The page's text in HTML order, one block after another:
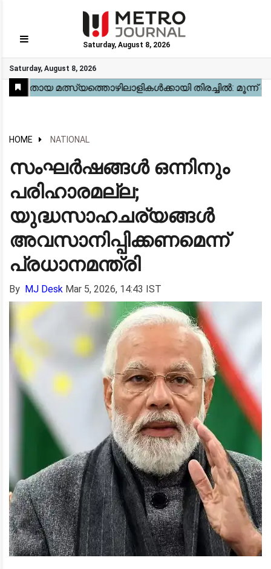
Saturday, August 8, 2026
Saturday, August 8, 2026
GO
Home
Kerala
National
Gulf
World
Sports
Movies
Health
Automobile
Travel
Education
Novel
Business
Technology
Webstory
HOME NATIONAL
സംഘർഷങ്ങൾ ഒന്നിനും
പരിഹാരമല്ല;
യുദ്ധസാഹചര്യങ്ങൾ
അവസാനിപ്പിക്കണമെന്ന്
പ്രധാനമന്ത്രി
By MJ Desk Mar 5, 2026, 14:43 IST